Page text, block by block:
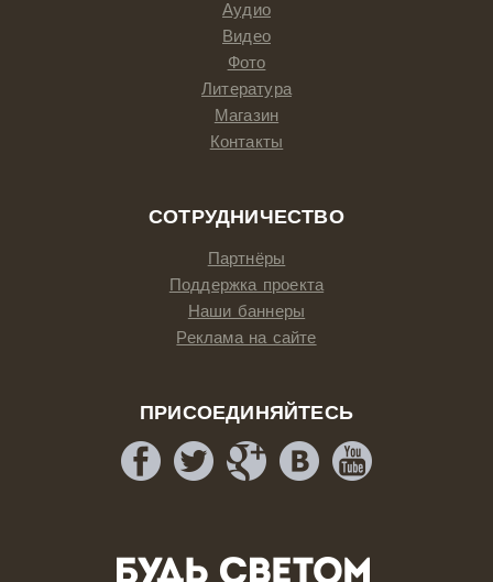
Аудио
Видео
Фото
Литература
Магазин
Контакты
СОТРУДНИЧЕСТВО
Партнёры
Поддержка проекта
Наши баннеры
Реклама на сайте
ПРИСОЕДИНЯЙТЕСЬ